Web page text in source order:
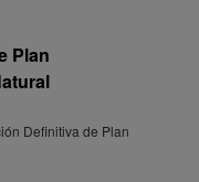
Plan
Definitiva de Plan